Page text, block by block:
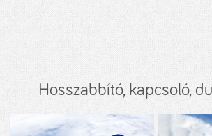
Hosszabbító, kapcsoló,